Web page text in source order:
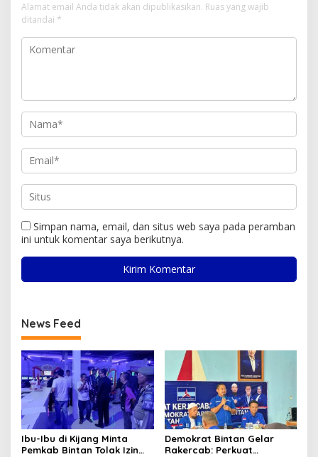
Alamat email Anda tidak akan dipublikasikan. Ruas yang wajib
ditandai *
Simpan nama, email, dan situs web saya pada peramban
ini untuk komentar saya berikutnya.
News Feed
Ibu-Ibu di Kijang Minta
Pemkab Bintan Tolak Izin
Demokrat Bintan Gelar
Rakercab: Perkuat